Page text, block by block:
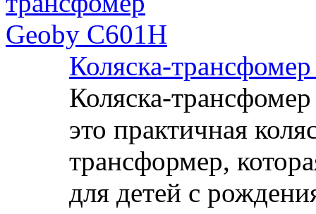
Коляска-
Коляска-
это практичная
трансформер,
для детей с